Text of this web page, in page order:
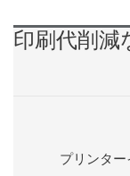
印刷代削減
プリンタ